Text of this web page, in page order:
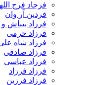
فرجاد فرج
فردین آر وان
فرزاد بیباش و
فرزاد خرمی
فرزاد شاه
فرزاد صادقی
فرزاد عباسی
فرزاد فرزاد
فرزاد فرزین